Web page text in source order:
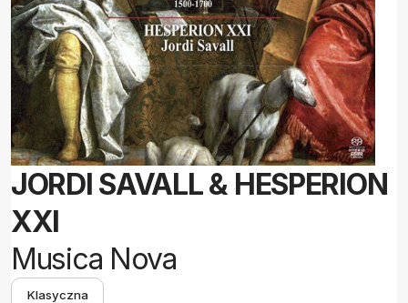
JORDI SAVALL & HESPERION
XXI
Musica Nova
Klasyczna